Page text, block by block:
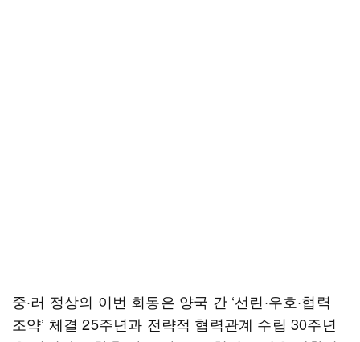
중·러 정상의 이번 회동은 양국 간 ‘선린·우호·협력
조약’ 체결 25주년과 전략적 협력관계 수립 30주년